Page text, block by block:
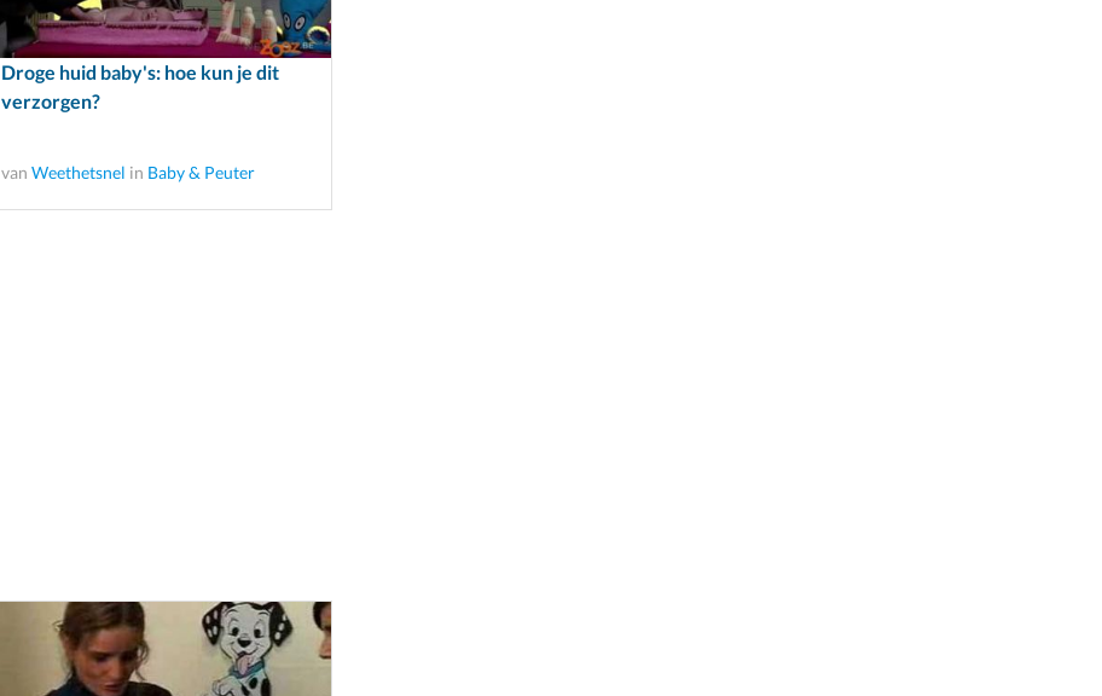
Droge huid baby's: hoe kun je dit
verzorgen?
van Weethetsnel in Baby & Peuter